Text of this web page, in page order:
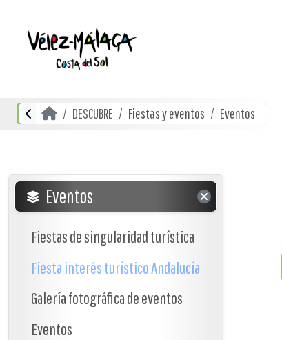
DESCUBRE Fiestas y eventos Eventos
Eventos
Fiestas de singularidad turística
Fiesta interés turístico Andalucía
Galería fotográfica de eventos
Eventos